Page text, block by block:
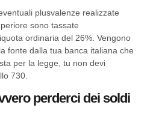
plusvalenze realizzate
sono tassate
ordinaria del 26%. Vengono
fonte dalla tua banca italiana che
per la legge, tu non devi
730.
perderci dei soldi